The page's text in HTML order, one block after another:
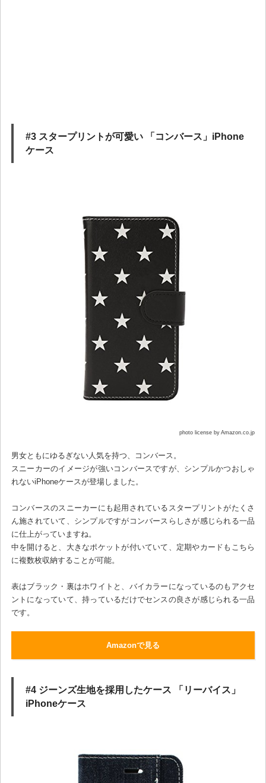
#3 スタープリントが可愛い 「コンバース」iPhone
ケース
photo license by Amazon.co.jp
男女ともにゆるぎない人気を持つ、コンバース。
スニーカーのイメージが強いコンバースですが、シンプルかつおしゃ
れないiPhoneケースが登場しました。
コンバースのスニーカーにも起用されているスタープリントがたくさ
ん施されていて、シンプルですがコンバースらしさが感じられる一品
に仕上がっていますね。
中を開けると、大きなポケットが付いていて、定期やカードもこちら
に複数枚収納することが可能。
表はブラック・裏はホワイトと、バイカラーになっているのもアクセ
ントになっていて、持っているだけでセンスの良さが感じられる一品
です。
Amazonで見る
#4 ジーンズ生地を採用したケース 「リーバイス」
iPhoneケース